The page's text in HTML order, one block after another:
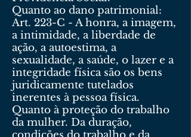
Quanto ao dano patrimonial:
Art. 223-C - A honra, a imagem,
a intimidade, a liberdade de
ação, a autoestima, a
sexualidade, a saúde, o lazer e a
integridade física são os bens
juridicamente tutelados
inerentes à pessoa física.
Quanto à proteção do trabalho
da mulher. Da duração,